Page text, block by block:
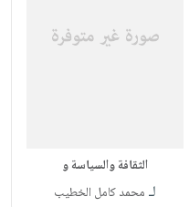
الثقافة والسياسة و
لـ محمد كامل الخطيب